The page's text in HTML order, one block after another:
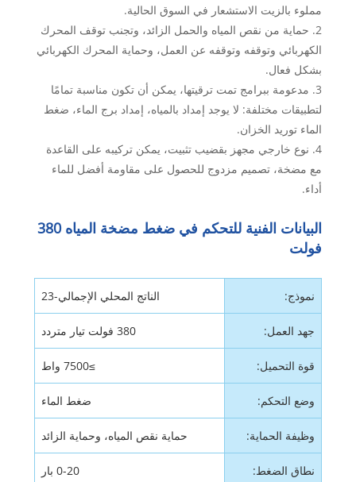
مملوء بالزيت الاستشعار في السوق الحالية.
2. حماية من نقص المياه والحمل الزائد، وتجنب توقف المحرك
الكهربائي وتوقفه وتوقفه عن العمل، وحماية المحرك الكهربائي
بشكل فعال.
3. مدعومة ببرامج تمت ترقيتها، يمكن أن تكون مناسبة تمامًا
لتطبيقات مختلفة: لا يوجد إمداد بالمياه، إمداد برج الماء، ضغط
الماء توريد الخزان.
4. نوع خارجي مجهز بقضيب تثبيت، يمكن تركيبه على القاعدة
مع مضخة، تصميم مزدوج للحصول على مقاومة أفضل للماء
أداء.
البيانات الفنية للتحكم في ضغط مضخة المياه 380
فولت
نموذج: الناتج المحلي الإجمالي-23
جهد العمل: 380 فولت تيار متردد
قوة التحميل: ≥7500 واط
وضع التحكم: ضغط الماء
وظيفة الحماية: حماية نقص المياه، وحماية الزائد
نطاق الضغط: 0-20 بار